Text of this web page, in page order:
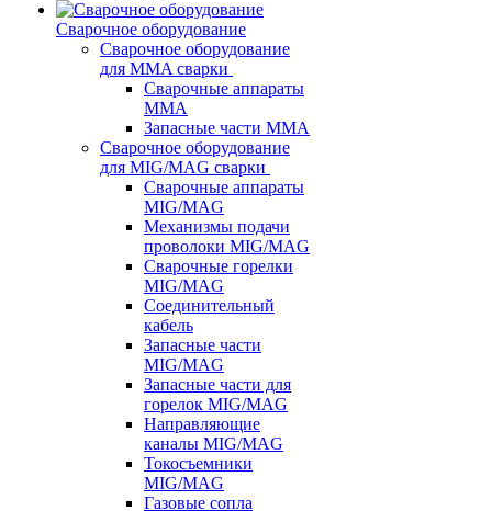
Сварочное оборудование
Сварочное оборудование
для MMA сварки
Сварочные аппараты
MMA
Запасные части MMA
Сварочное оборудование
для MIG/MAG сварки
Сварочные аппараты
MIG/MAG
Механизмы подачи
проволоки MIG/MAG
Сварочные горелки
MIG/MAG
Соединительный
кабель
Запасные части
MIG/MAG
Запасные части для
горелок MIG/MAG
Направляющие
каналы MIG/MAG
Токосъемники
MIG/MAG
Газовые сопла